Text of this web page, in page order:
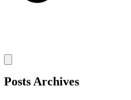
Posts Archives